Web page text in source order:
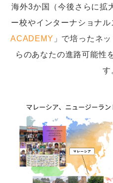
海外3か国（今後さらに拡
ー校やインターナショナル
ACADEMY 」で培ったネ
らのあなたの進路可能性
す